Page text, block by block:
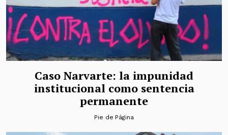
Caso Narvarte: la impunidad
institucional como sentencia
permanente
Pie de Página